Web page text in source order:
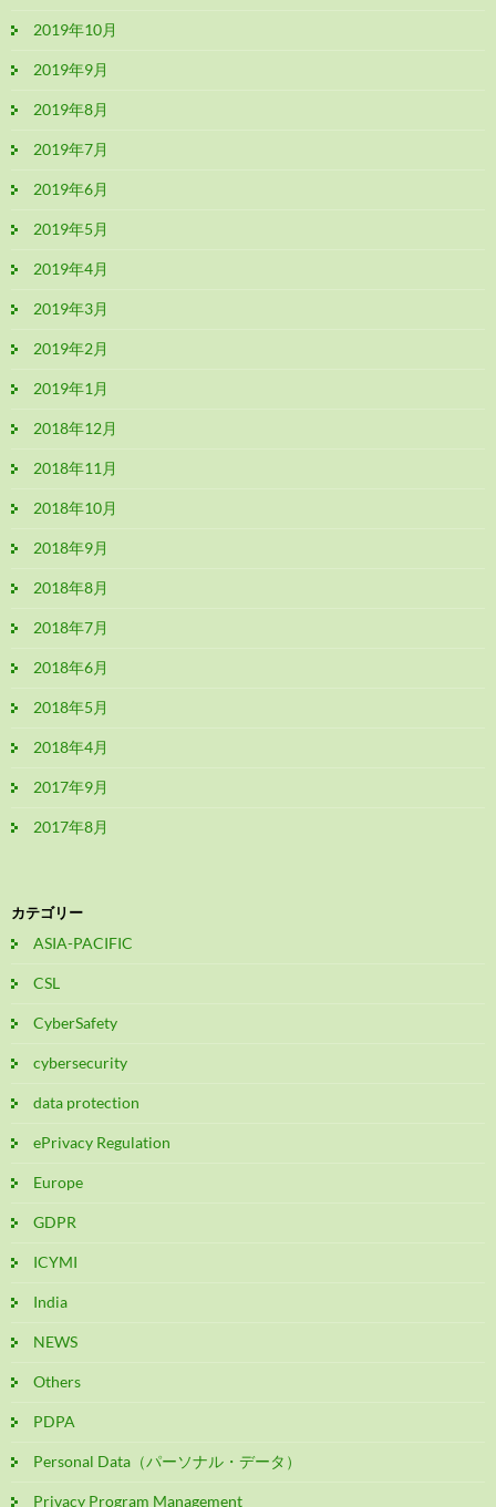
2019年10月
2019年9月
2019年8月
2019年7月
2019年6月
2019年5月
2019年4月
2019年3月
2019年2月
2019年1月
2018年12月
2018年11月
2018年10月
2018年9月
2018年8月
2018年7月
2018年6月
2018年5月
2018年4月
2017年9月
2017年8月
カテゴリー
ASIA-PACIFIC
CSL
CyberSafety
cybersecurity
data protection
ePrivacy Regulation
Europe
GDPR
ICYMI
India
NEWS
Others
PDPA
Personal Data（パーソナル・データ）
Privacy Program Management